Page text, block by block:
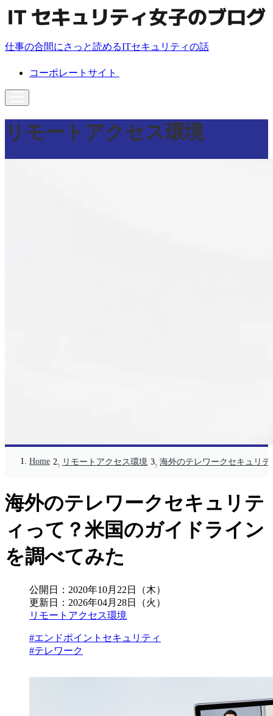
仕事の合間にさっと読めるITセキュリティの話
コーポレートサイト
リモートアクセス環境
Home リモートアクセス環境 海外のテレワークセキュリ
海外のテレワークセキュリテ
ィって？米国のガイドライン
を調べてみた
公開日： 2020年10月22日（木）
更新日： 2026年04月28日（火）
リモートアクセス環境
#エンドポイントセキュリティ
#テレワーク